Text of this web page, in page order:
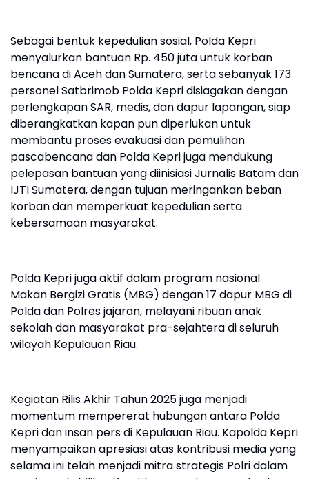
Sebagai bentuk kepedulian sosial, Polda Kepri
menyalurkan bantuan Rp. 450 juta untuk korban
bencana di Aceh dan Sumatera, serta sebanyak 173
personel Satbrimob Polda Kepri disiagakan dengan
perlengkapan SAR, medis, dan dapur lapangan, siap
diberangkatkan kapan pun diperlukan untuk
membantu proses evakuasi dan pemulihan
pascabencana dan Polda Kepri juga mendukung
pelepasan bantuan yang diinisiasi Jurnalis Batam dan
IJTI Sumatera, dengan tujuan meringankan beban
korban dan memperkuat kepedulian serta
kebersamaan masyarakat.
Polda Kepri juga aktif dalam program nasional
Makan Bergizi Gratis (MBG) dengan 17 dapur MBG di
Polda dan Polres jajaran, melayani ribuan anak
sekolah dan masyarakat pra-sejahtera di seluruh
wilayah Kepulauan Riau.
Kegiatan Rilis Akhir Tahun 2025 juga menjadi
momentum mempererat hubungan antara Polda
Kepri dan insan pers di Kepulauan Riau. Kapolda Kepri
menyampaikan apresiasi atas kontribusi media yang
selama ini telah menjadi mitra strategis Polri dalam